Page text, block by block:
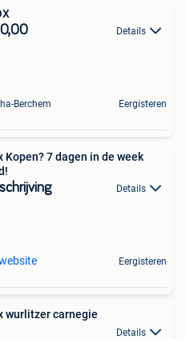
Details
Berchem Eergisteren
Kopen? 7 dagen in de week
Details
Eergisteren
wurlitzer carnegie
Details